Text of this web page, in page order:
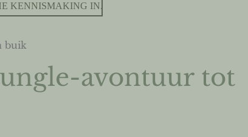
KENNISMAKING IN.
buik
avontuur tot